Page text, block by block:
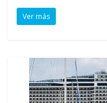
Ver más